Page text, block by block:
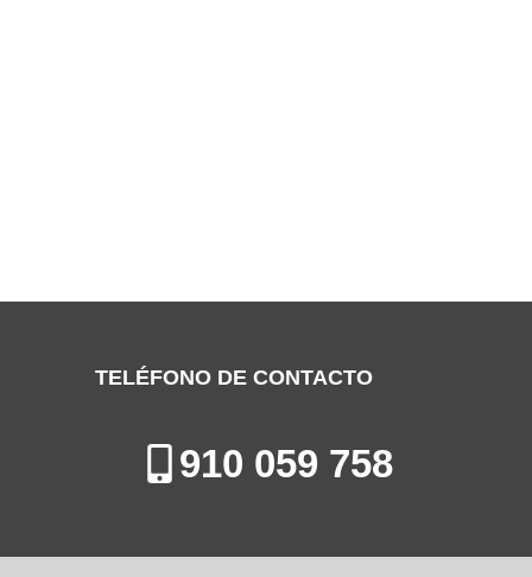
TELÉFONO DE CONTACTO
910 059 758